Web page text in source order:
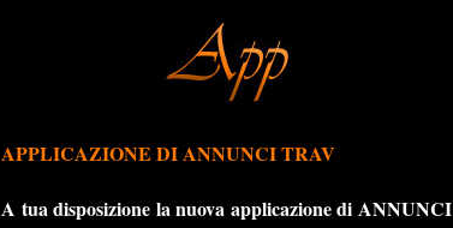
APPLICAZIONE DI ANNUNCI TRAV
A tua disposizione la nuova applicazione di ANNUNCI